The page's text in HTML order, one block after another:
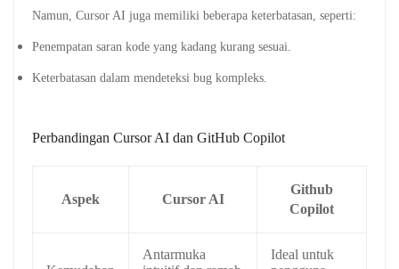
Namun, Cursor AI juga memiliki beberapa keterbatasan, seperti:
Penempatan saran kode yang kadang kurang sesuai.
Keterbatasan dalam mendeteksi bug kompleks.
Perbandingan Cursor AI dan GitHub Copilot
Aspek Cursor AI
Github
Copilot
Antarmuka
Ideal untuk